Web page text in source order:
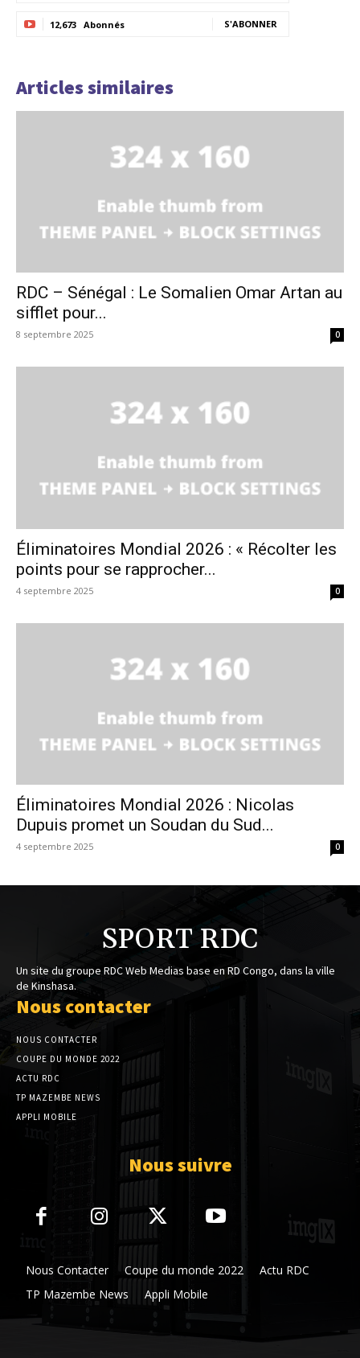
12,673 Abonnés S'ABONNER
Articles similaires
RDC – Sénégal : Le Somalien Omar Artan au
sifflet pour...
8 septembre 2025 0
Éliminatoires Mondial 2026 : « Récolter les
points pour se rapprocher...
4 septembre 2025 0
Éliminatoires Mondial 2026 : Nicolas
Dupuis promet un Soudan du Sud...
4 septembre 2025 0
SPORT RDC
Un site du groupe RDC Web Medias base en RD Congo, dans la ville
de Kinshasa.
Nous contacter
NOUS CONTACTER
COUPE DU MONDE 2022
ACTU RDC
TP MAZEMBE NEWS
APPLI MOBILE
Nous suivre
Nous Contacter Coupe du monde 2022
Actu RDC
TP Mazembe News
Appli Mobile